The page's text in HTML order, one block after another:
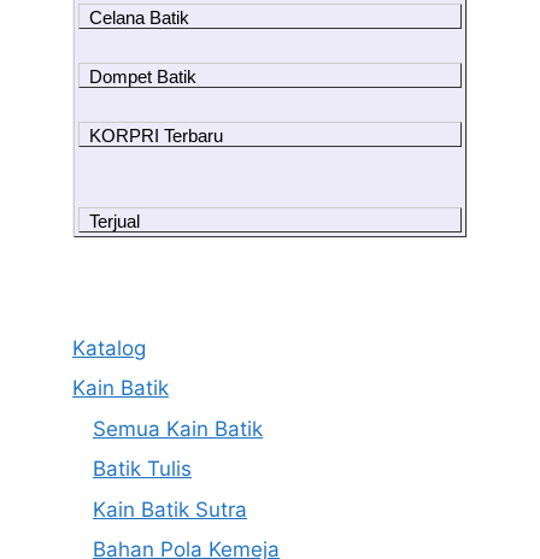
Celana Batik
Dompet Batik
KORPRI Terbaru
Terjual
Katalog
Kain Batik
Semua Kain Batik
Batik Tulis
Kain Batik Sutra
Bahan Pola Kemeja